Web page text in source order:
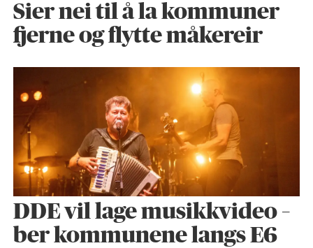
Sier nei til å la kommuner
fjerne og flytte måkereir
DDE vil lage musikkvideo –
ber kommunene langs E6